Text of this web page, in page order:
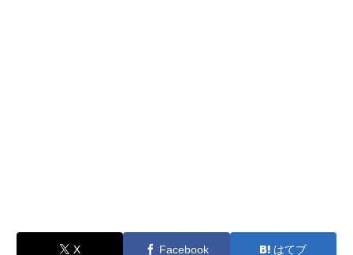
X Facebook はてブ